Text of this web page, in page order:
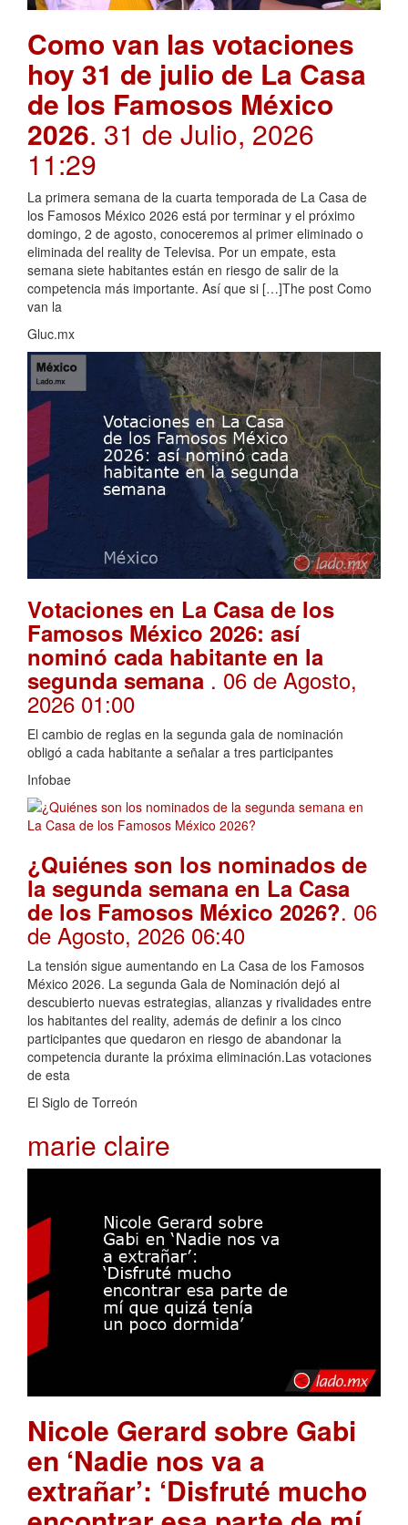
Como van las votaciones
hoy 31 de julio de La Casa
de los Famosos México
2026. 31 de Julio, 2026
11:29
La primera semana de la cuarta temporada de La Casa de
los Famosos México 2026 está por terminar y el próximo
domingo, 2 de agosto, conoceremos al primer eliminado o
eliminada del reality de Televisa. Por un empate, esta
semana siete habitantes están en riesgo de salir de la
competencia más importante. Así que si […]The post Como
van la
Gluc.mx
Votaciones en La Casa de los
Famosos México 2026: así
nominó cada habitante en la
segunda semana . 06 de Agosto,
2026 01:00
El cambio de reglas en la segunda gala de nominación
obligó a cada habitante a señalar a tres participantes
Infobae
¿Quiénes son los nominados de
la segunda semana en La Casa
de los Famosos México 2026?. 06
de Agosto, 2026 06:40
La tensión sigue aumentando en La Casa de los Famosos
México 2026. La segunda Gala de Nominación dejó al
descubierto nuevas estrategias, alianzas y rivalidades entre
los habitantes del reality, además de definir a los cinco
participantes que quedaron en riesgo de abandonar la
competencia durante la próxima eliminación.Las votaciones
de esta
El Siglo de Torreón
marie claire
Nicole Gerard sobre Gabi
en ‘Nadie nos va a
extrañar’: ‘Disfruté mucho